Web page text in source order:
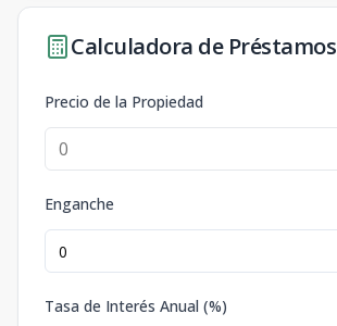
Calculadora de Préstamos
Precio de la Propiedad
Enganche
Tasa de Interés Anual (%)